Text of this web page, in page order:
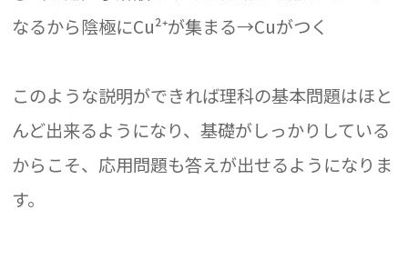
なるから陰極にCu²⁺が集まる→Cuがつく
このような説明ができれば理科の基本問題はほと
んど出来るようになり、基礎がしっかりしている
からこそ、応用問題も答えが出せるようになりま
す。